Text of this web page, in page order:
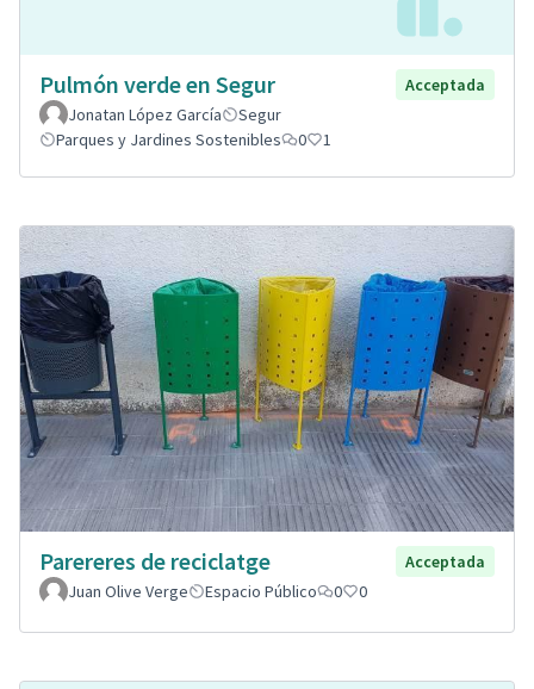
Pulmón verde en Segur
Acceptada
Jonatan López García
Segur
Parques y Jardines Sostenibles
0 1
Parereres de reciclatge
Acceptada
Juan Olive Verge
Espacio Público 0 0